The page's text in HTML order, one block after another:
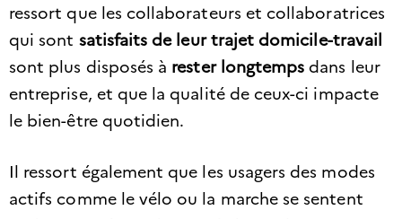
ressort que les collaborateurs et collaboratrices
qui sont satisfaits de leur trajet domicile-travail
sont plus disposés à rester longtempsdans leur
entreprise, et que la qualité de ceux-ci impacte
le bien-être quotidien.
Il ressort également que les usagers des modes
actifs comme le vélo ou la marche se sentent